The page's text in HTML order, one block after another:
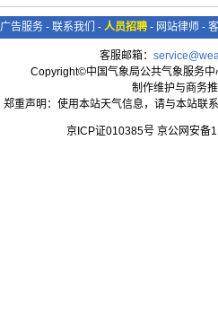
广告服务 - 联系我们 - 人员招聘 - 网站律师 -
客服邮箱：
Copyright©中国气象局公共气象服务
制作维护与商务
郑重声明：使用本站天气信息，请与本站联
京ICP证010385号 京公网安备